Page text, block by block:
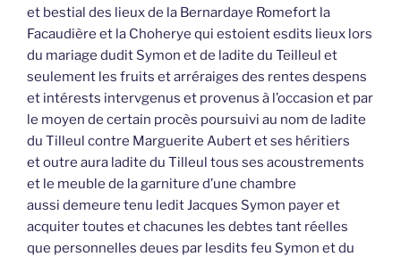
et bestial des lieux de la Bernardaye Romefort la
Facaudière et la Choherye qui estoient esdits lieux lors
du mariage dudit Symon et de ladite du Teilleul et
seulement les fruits et arréraiges des rentes despens
et intérests intervgenus et provenus à l’occasion et par
le moyen de certain procès poursuivi au nom de ladite
du Tilleul contre Marguerite Aubert et ses héritiers
et outre aura ladite du Tilleul tous ses acoustrements
et le meuble de la garniture d’une chambre
aussi demeure tenu ledit Jacques Symon payer et
acquiter toutes et chacunes les debtes tant réelles
que personnelles deues par lesdits feu Symon et du